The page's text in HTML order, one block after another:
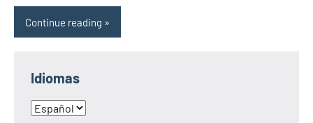
Continue reading
Idiomas
Idiomas